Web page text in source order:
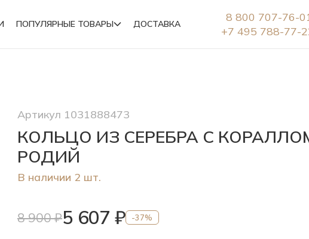
ПОПУЛЯРНЫЕ ТОВАРЫ ДОСТАВКА
8 800 707-76-
+7 495 788-77-
Броши
Артикул 1031888473
КОЛЬЦО ИЗ СЕРЕБРА С
РОДИЙ
В наличии 2 шт.
8 900 ₽5 607 ₽ -37%